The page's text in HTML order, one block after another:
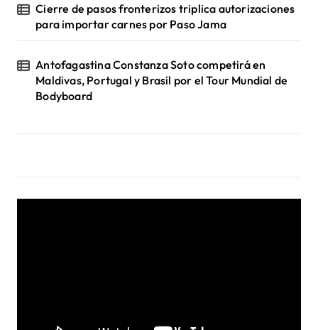
Cierre de pasos fronterizos triplica autorizaciones
para importar carnes por Paso Jama
Antofagastina Constanza Soto competirá en
Maldivas, Portugal y Brasil por el Tour Mundial de
Bodyboard